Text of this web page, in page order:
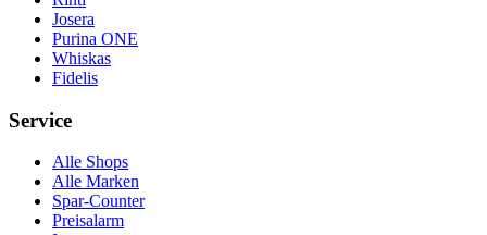
Josera
Purina ONE
Whiskas
Fidelis
Service
Alle Shops
Alle Marken
Spar-Counter
Preisalarm